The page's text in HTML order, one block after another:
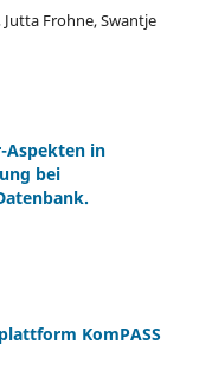
Frohne, Swantje
Aspekten in
bei
KomPASS